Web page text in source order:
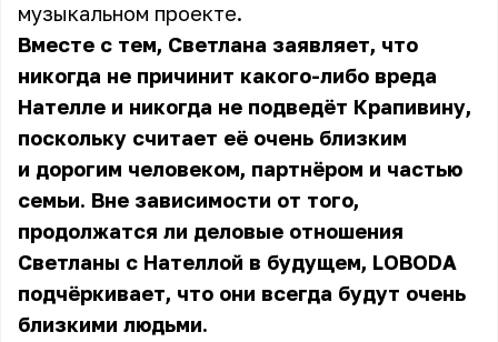
музыкальном проекте.
Вместе с тем, Светлана заявляет, что
никогда не причинит какого-либо вреда
Нателле и никогда не подведёт Крапивину,
поскольку считает её очень близким
и дорогим человеком, партнёром и частью
семьи. Вне зависимости от того,
продолжатся ли деловые отношения
Светланы с Нателлой в будущем, LOBODA
подчёркивает, что они всегда будут очень
близкими людьми.